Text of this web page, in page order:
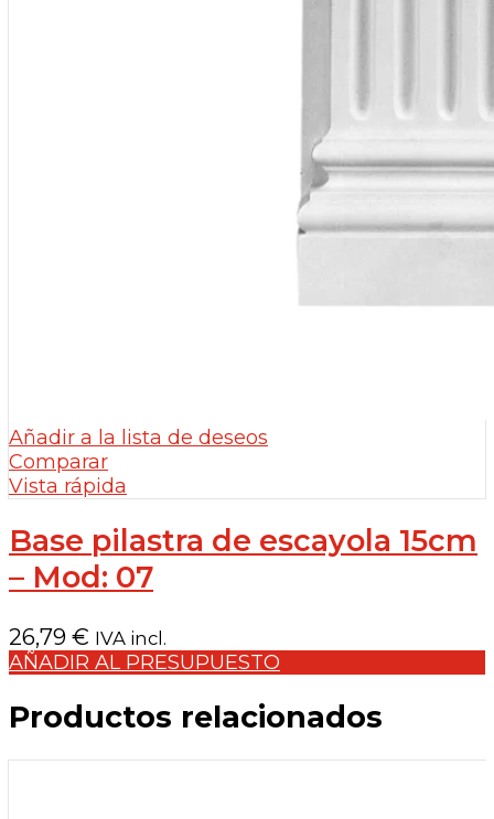
Añadir a la lista de deseos
Comparar
Vista rápida
Base pilastra de escayola 15cm
– Mod: 07
26,79 € IVA incl.
AÑADIR AL PRESUPUESTO
Productos relacionados